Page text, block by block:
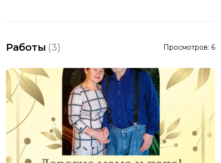
Работы (3) Просмотров: 6